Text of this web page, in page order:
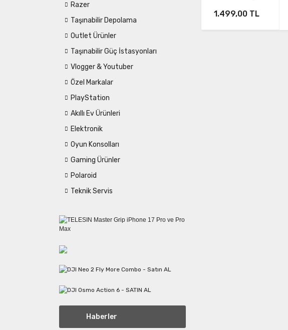
Razer
Taşınabilir Depolama
Outlet Ürünler
Taşınabilir Güç İstasyonları
Vlogger & Youtuber
Özel Markalar
PlayStation
Akıllı Ev Ürünleri
Elektronik
Oyun Konsolları
Gaming Ürünler
Polaroid
Teknik Servis
Haberler
1.499,00 TL